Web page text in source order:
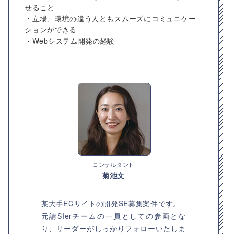
せること
・立場、環境の違う人ともスムーズにコミュニケー
ションができる
・Webシステム開発の経験
コンサルタント
菊池文
某大手ECサイトの開発SE募集案件です。
元請SIerチームの一員としての参画とな
り、リーダーがしっかりフォローいたしま